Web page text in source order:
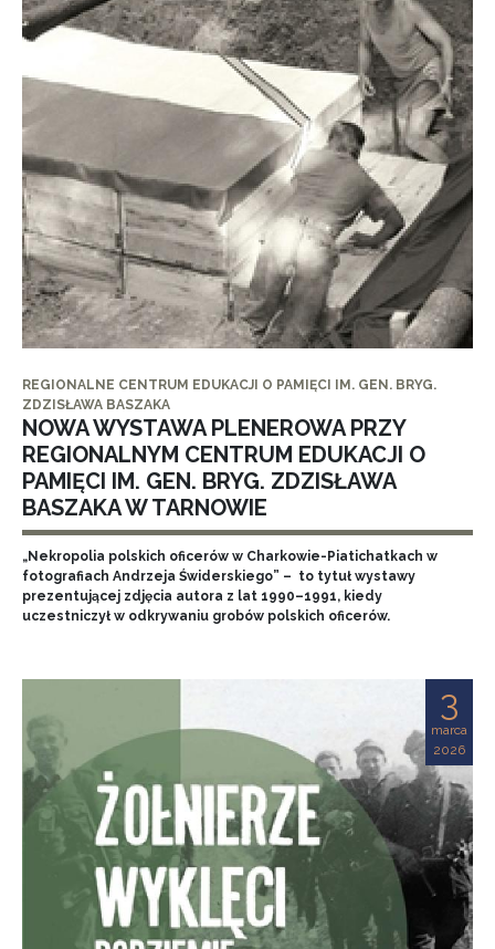
REGIONALNE CENTRUM EDUKACJI O PAMIĘCI IM. GEN. BRYG.
ZDZISŁAWA BASZAKA
NOWA WYSTAWA PLENEROWA PRZY
REGIONALNYM CENTRUM EDUKACJI O
PAMIĘCI IM. GEN. BRYG. ZDZISŁAWA
BASZAKA W TARNOWIE
„Nekropolia polskich oficerów w Charkowie-Piatichatkach w
fotografiach Andrzeja Świderskiego” – to tytuł wystawy
prezentującej zdjęcia autora z lat 1990–1991, kiedy
uczestniczył w odkrywaniu grobów polskich oficerów.
3
marca
2026